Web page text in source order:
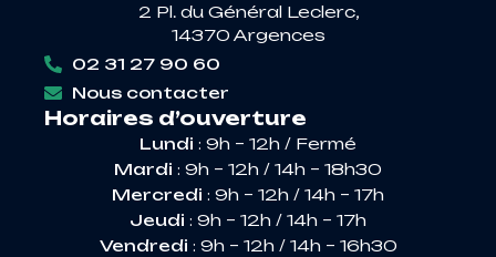
2 Pl. du Général Leclerc,
14370 Argences
02 31 27 90 60
Nous contacter
Horaires d’ouverture
Lundi : 9h – 12h / Fermé
Mardi : 9h – 12h / 14h – 18h30
Mercredi : 9h – 12h / 14h – 17h
Jeudi : 9h – 12h / 14h – 17h
Vendredi : 9h – 12h / 14h – 16h30